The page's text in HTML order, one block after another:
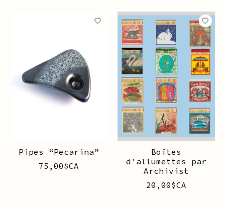
Pipes “Pecarina”
75,00$CA
Boîtes
d'allumettes par
Archivist
20,00$CA